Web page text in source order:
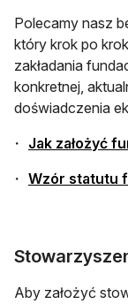
Polecamy nasz
który krok po
zakładania
konkretnej,
doświadczenia
Jak założyć
Wzór statutu
Aby założyć